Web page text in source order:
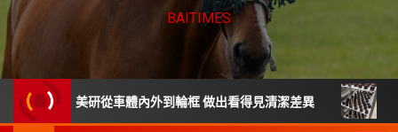
BAITIMES
體美研從車體內外到輪框 做出看得見清潔差異 台南東區